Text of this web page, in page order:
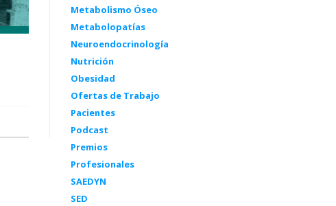
Metabolismo Óseo
Metabolopatías
Neuroendocrinología
Nutrición
Obesidad
Ofertas de Trabajo
Pacientes
Podcast
Premios
Profesionales
SAEDYN
SED